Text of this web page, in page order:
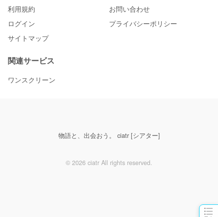
利用規約
お問い合わせ
ログイン
プライバシーポリシー
サイトマップ
関連サービス
ワンスクリーン
物語と、出会おう。 ciatr [シアター]
© 2026 ciatr All rights reserved.